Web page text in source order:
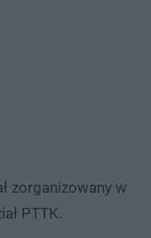
zorganizowany w
PTTK.